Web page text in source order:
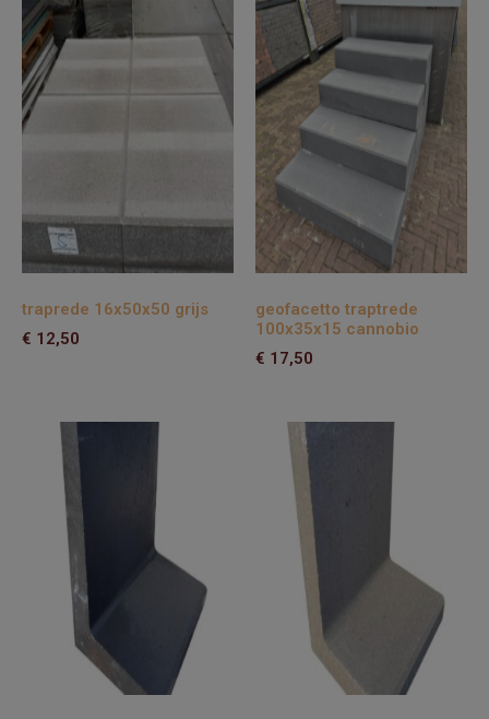
traprede 16x50x50 grijs
€ 12,50
geofacetto traptrede
100x35x15 cannobio
€ 17,50